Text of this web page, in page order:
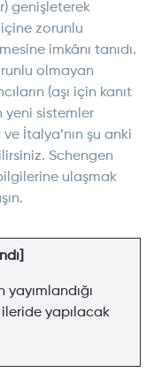
genişleterek
zorunlu
imkânı tanıdı.
olmayan
(aşı için kanıt
yeni sistemler
İtalya’nın şu anki
Schengen
ulaşmak
yayımlandığı
yapılacak